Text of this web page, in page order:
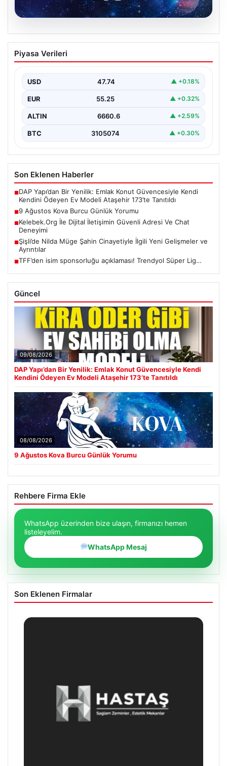
9 Ağustos Kova Burcu Günlük Yorumu
Kova burcu için bugün hareketli ve sürprizlere açık bir
Piyasa Verileri
USD 47.74 ▲ +0.18%
EUR 55.25 ▲ +0.32%
ALTIN 6660.6 ▲ +2.59%
BTC 3105074 ▲ +0.30%
Son Eklenen Haberler
■DAP Yapı’dan Bir Yenilik: Emlak Konut Güvencesiyle Kendi
Kendini Ödeyen Ev Modeli Ataşehir 173’te Tanıtıldı
■9 Ağustos Kova Burcu Günlük Yorumu
■Kelebek.Org İle Dijital İletişimin Güvenli Adresi Ve Chat
Deneyimi
■Şişli’de Nilda Müge Şahin Cinayetiyle İlgili Yeni Gelişmeler ve
Ayrıntılar
■TFF’den isim sponsorluğu açıklaması! Trendyol Süper Lig…
Güncel
09/08/2026
DAP Yapı’dan Bir Yenilik: Emlak Konut Güvencesiyle Kendi
Kendini Ödeyen Ev Modeli Ataşehir 173’te Tanıtıldı
08/08/2026
9 Ağustos Kova Burcu Günlük Yorumu
Rehbere Firma Ekle
WhatsApp üzerinden bize ulaşın, firmanızı hemen
listeleyelim.
WhatsApp Mesaj
Son Eklenen Firmalar